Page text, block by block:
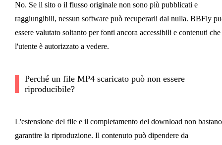
No. Se il sito o il flusso originale non sono più pubblicati e
raggiungibili, nessun software può recuperarli dal nulla. BBFly
essere valutato soltanto per fonti ancora accessibili e contenuti che
l'utente è autorizzato a vedere.
Perché un file MP4 scaricato può non essere
riproducibile?
L'estensione del file e il completamento del download non
garantire la riproduzione. Il contenuto può dipendere da